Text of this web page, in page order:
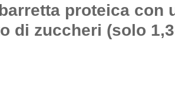
proteica con
di zuccheri (solo